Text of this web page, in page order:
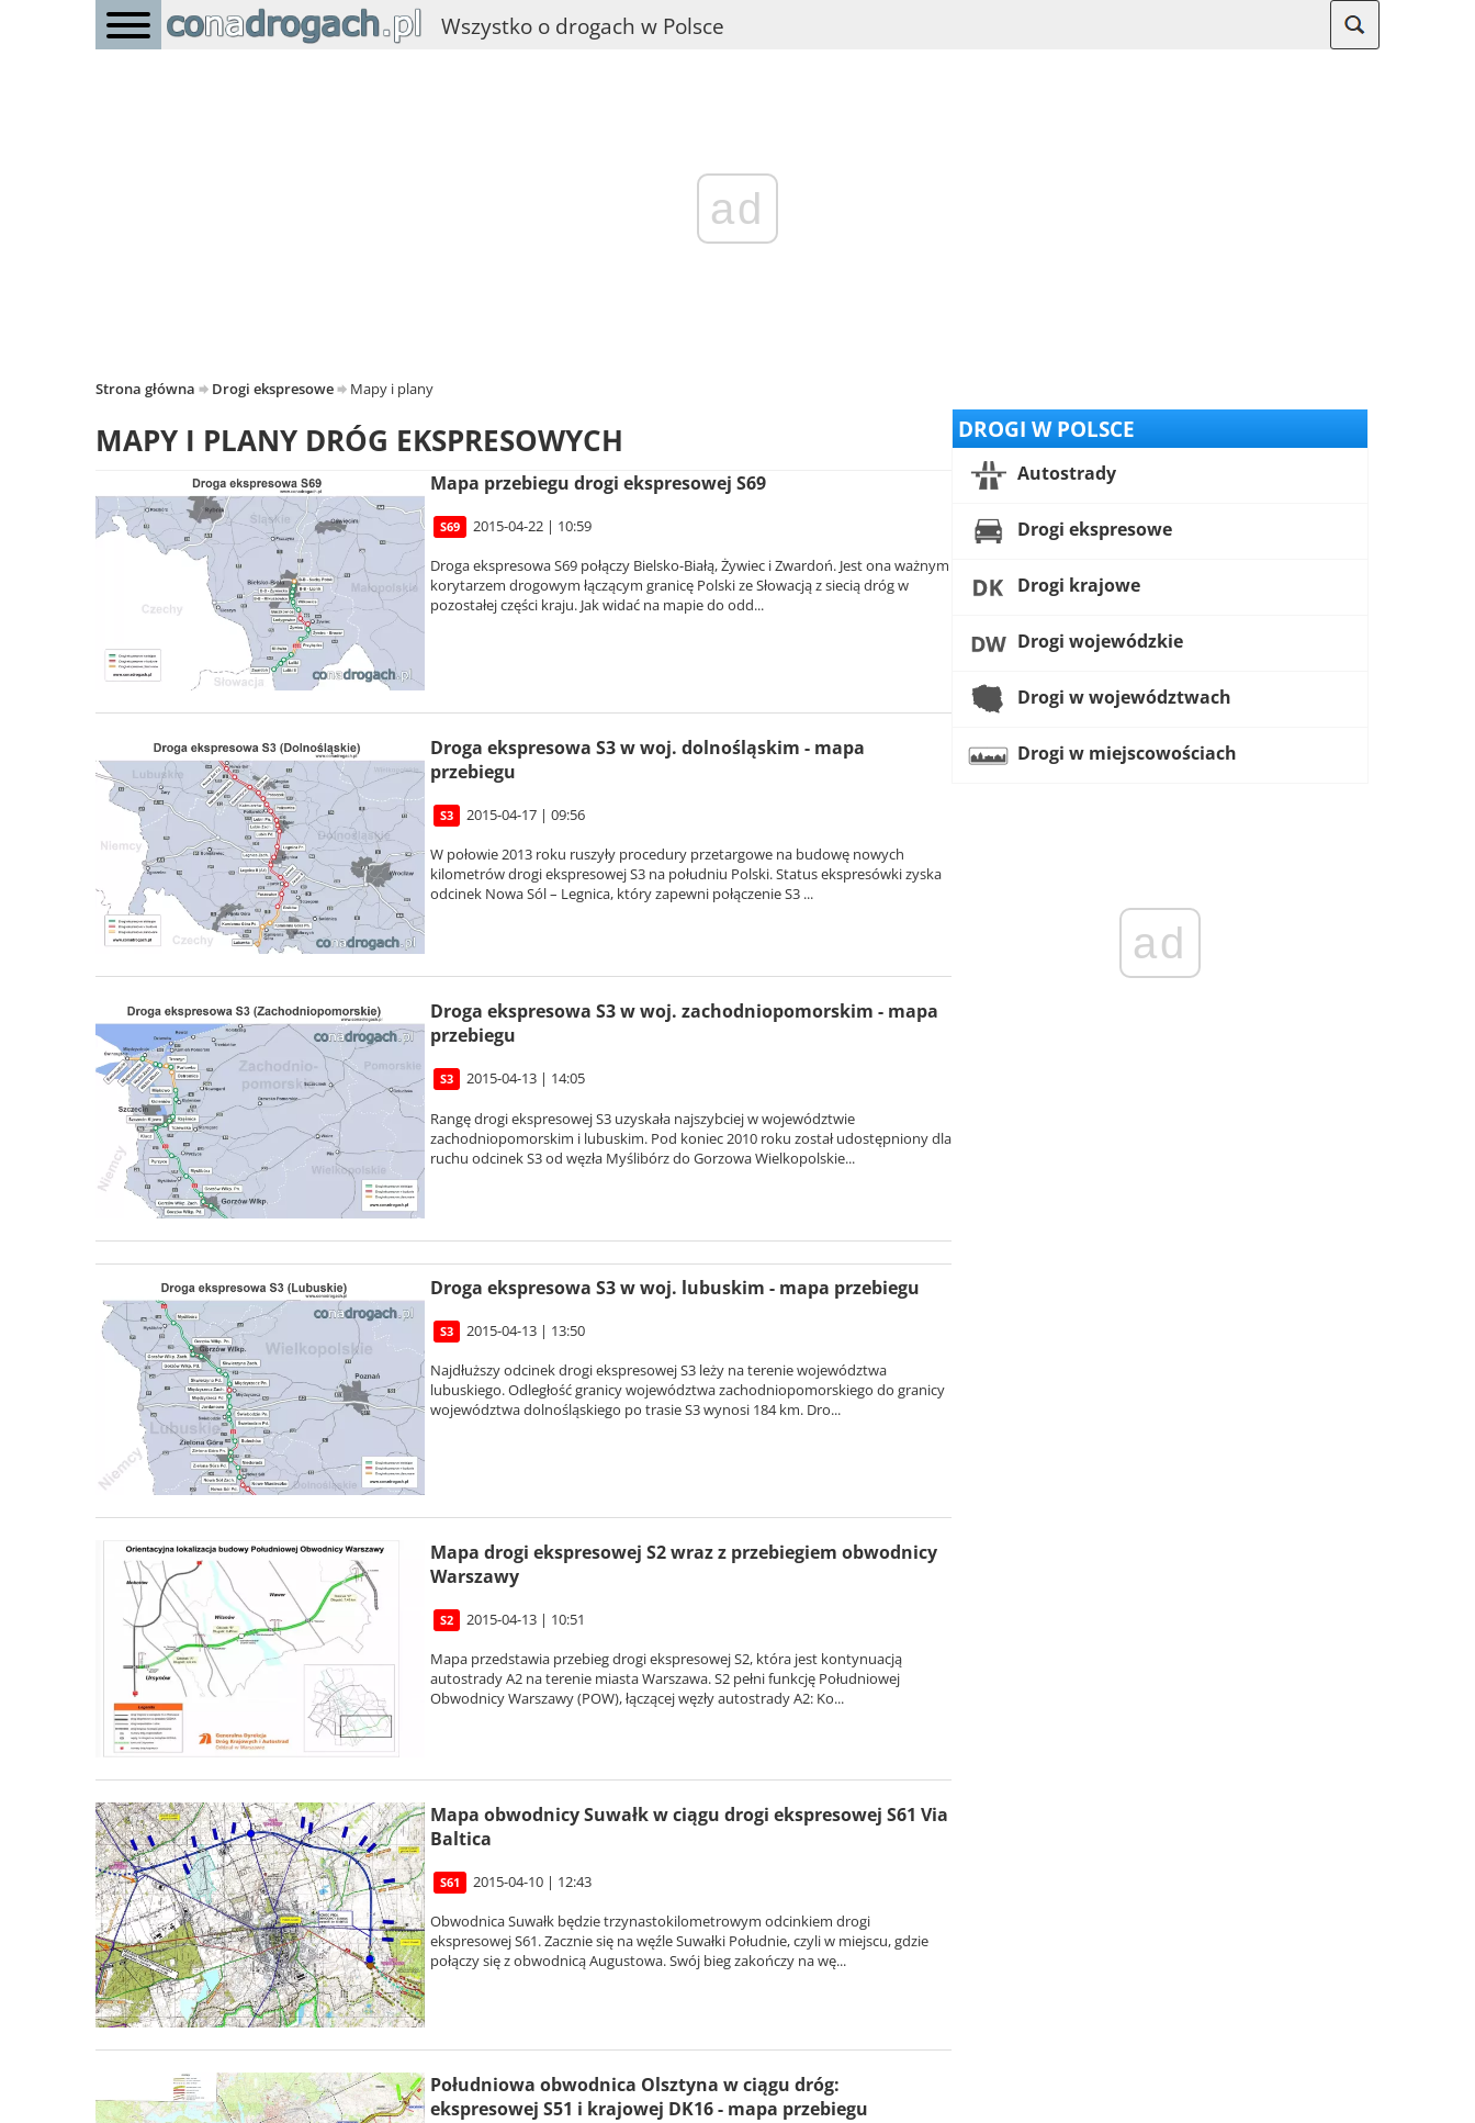
Wszystko o drogach w Polsce
ad
Strona główna Drogi ekspresowe Mapy i plany
MAPY I PLANY DRÓG EKSPRESOWYCH
Mapa przebiegu drogi ekspresowej S69
S69 2015-04-22 | 10:59
Droga ekspresowa S69 połączy Bielsko-Białą, Żywiec i Zwardoń. Jest ona ważnym
korytarzem drogowym łączącym granicę Polski ze Słowacją z siecią dróg w
pozostałej części kraju. Jak widać na mapie do odd...
Droga ekspresowa S3 w woj. dolnośląskim - mapa
przebiegu
S3 2015-04-17 | 09:56
W połowie 2013 roku ruszyły procedury przetargowe na budowę nowych
kilometrów drogi ekspresowej S3 na południu Polski. Status ekspresówki zyska
odcinek Nowa Sól – Legnica, który zapewni połączenie S3 ...
Droga ekspresowa S3 w woj. zachodniopomorskim - mapa
przebiegu
S3 2015-04-13 | 14:05
Rangę drogi ekspresowej S3 uzyskała najszybciej w województwie
zachodniopomorskim i lubuskim. Pod koniec 2010 roku został udostępniony dla
ruchu odcinek S3 od węzła Myślibórz do Gorzowa Wielkopolskie...
Droga ekspresowa S3 w woj. lubuskim - mapa przebiegu
S3 2015-04-13 | 13:50
Najdłuższy odcinek drogi ekspresowej S3 leży na terenie województwa
lubuskiego. Odległość granicy województwa zachodniopomorskiego do granicy
województwa dolnośląskiego po trasie S3 wynosi 184 km. Dro...
Mapa drogi ekspresowej S2 wraz z przebiegiem obwodnicy
Warszawy
S2 2015-04-13 | 10:51
Mapa przedstawia przebieg drogi ekspresowej S2, która jest kontynuacją
autostrady A2 na terenie miasta Warszawa. S2 pełni funkcję Południowej
Obwodnicy Warszawy (POW), łączącej węzły autostrady A2: Ko...
Mapa obwodnicy Suwałk w ciągu drogi ekspresowej S61 Via
Baltica
S61 2015-04-10 | 12:43
Obwodnica Suwałk będzie trzynastokilometrowym odcinkiem drogi
ekspresowej S61. Zacznie się na węźle Suwałki Południe, czyli w miejscu, gdzie
połączy się z obwodnicą Augustowa. Swój bieg zakończy na wę...
Południowa obwodnica Olsztyna w ciągu dróg:
ekspresowej S51 i krajowej DK16 - mapa przebiegu
DROGI W POLSCE
Autostrady
Drogi ekspresowe
Drogi krajowe
Drogi wojewódzkie
Drogi w województwach
Drogi w miejscowościach
ad